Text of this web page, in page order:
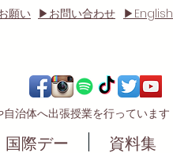
願い ▶ English
▶お問い合わせ
治体へ出張授業を行っています
国際デー 資料集